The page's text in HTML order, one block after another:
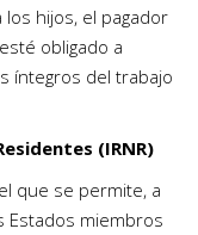
hijos, el pagador
obligado a
íntegros del trabajo
(IRNR)
que se permite, a
miembros